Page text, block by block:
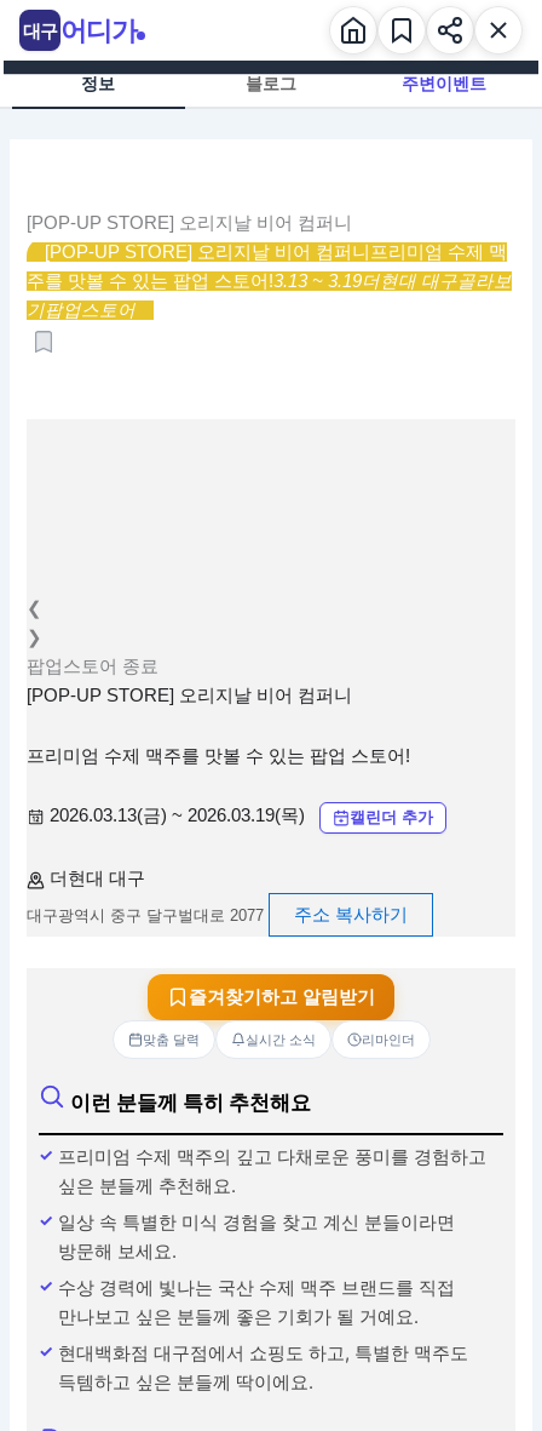
츠
정보 블로그 주변이벤트
[POP-UP STORE] 오리지날 비어 컴퍼니
[POP-UP STORE] 오리지날 비어 컴퍼니 프리미엄 수제 맥
주를 맛볼 수 있는 팝업 스토어!3.13 ~ 3.19더현대 대구골라보
기팝업스토어
❮
❯
팝업스토어 종료
[POP-UP STORE] 오리지날 비어 컴퍼니
프리미엄 수제 맥주를 맛볼 수 있는 팝업 스토어!
2026.03.13(금) ~ 2026.03.19(목) 캘린더 추가
더현대 대구
대구광역시 중구 달구벌대로 2077 주소 복사하기
즐겨찾기하고 알림받기
맞춤 달력 실시간 소식 리마인더
이런 분들께 특히 추천해요
프리미엄 수제 맥주의 깊고 다채로운 풍미를 경험하고
싶은 분들께 추천해요.
일상 속 특별한 미식 경험을 찾고 계신 분들이라면
방문해 보세요.
수상 경력에 빛나는 국산 수제 맥주 브랜드를 직접
만나보고 싶은 분들께 좋은 기회가 될 거예요.
현대백화점 대구점에서 쇼핑도 하고, 특별한 맥주도
득템하고 싶은 분들께 딱이에요.
대구 어디가